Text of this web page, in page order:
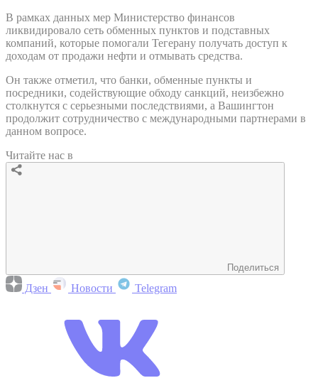
В рамках данных мер Министерство финансов
ликвидировало сеть обменных пунктов и подставных
компаний, которые помогали Тегерану получать доступ к
доходам от продажи нефти и отмывать средства.
Он также отметил, что банки, обменные пункты и
посредники, содействующие обходу санкций, неизбежно
столкнутся с серьезными последствиями, а Вашингтон
продолжит сотрудничество с международными партнерами в
данном вопросе.
Читайте нас в
Поделиться
Дзен Новости Telegram